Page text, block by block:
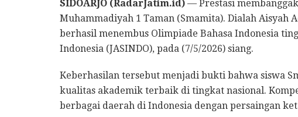
SIDOARJO (RadarJatim.id) — Prestasi
Muhammadiyah 1 Taman (Smamita). Dialah Aisyah
berhasil menembus Olimpiade Bahasa Indonesia
Indonesia (JASINDO), pada (7/5/2026) siang.
Keberhasilan tersebut menjadi bukti bahwa siswa
kualitas akademik terbaik di tingkat nasional.
berbagai daerah di Indonesia dengan persaingan